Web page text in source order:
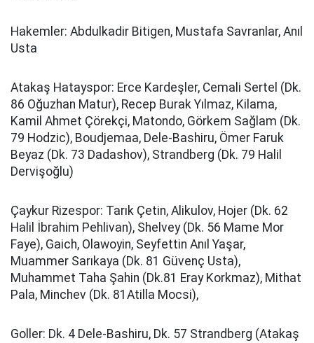
Hakemler: Abdulkadir Bitigen, Mustafa Savranlar, Anıl
Usta
Atakaş Hatayspor: Erce Kardeşler, Cemali Sertel (Dk.
86 Oğuzhan Matur), Recep Burak Yılmaz, Kilama,
Kamil Ahmet Çörekçi, Matondo, Görkem Sağlam (Dk.
79 Hodzic), Boudjemaa, Dele-Bashiru, Ömer Faruk
Beyaz (Dk. 73 Dadashov), Strandberg (Dk. 79 Halil
Dervişoğlu)
Çaykur Rizespor: Tarık Çetin, Alikulov, Hojer (Dk. 62
Halil İbrahim Pehlivan), Shelvey (Dk. 56 Mame Mor
Faye), Gaich, Olawoyin, Seyfettin Anıl Yaşar,
Muammer Sarıkaya (Dk. 81 Güvenç Usta),
Muhammet Taha Şahin (Dk.81 Eray Korkmaz), Mithat
Pala, Minchev (Dk. 81Atilla Mocsi),
Goller: Dk. 4 Dele-Bashiru, Dk. 57 Strandberg (Atakaş